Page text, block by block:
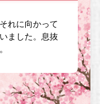
れに向かって
ました。息抜